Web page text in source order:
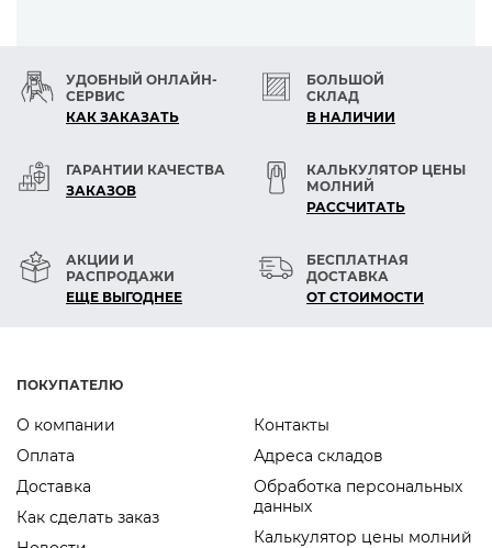
УДОБНЫЙ ОНЛАЙН-
СЕРВИС
КАК ЗАКАЗАТЬ
БОЛЬШОЙ
СКЛАД
В НАЛИЧИИ
ГАРАНТИИ КАЧЕСТВА
ЗАКАЗОВ
КАЛЬКУЛЯТОР ЦЕНЫ
МОЛНИЙ
РАСCЧИТАТЬ
АКЦИИ И
РАСПРОДАЖИ
ЕЩЕ ВЫГОДНЕЕ
БЕСПЛАТНАЯ
ДОСТАВКА
ОТ СТОИМОСТИ
ПОКУПАТЕЛЮ
О компании
Оплата
Доставка
Как сделать заказ
Контакты
Адреса складов
Обработка персональных
данных
Калькулятор цены молний